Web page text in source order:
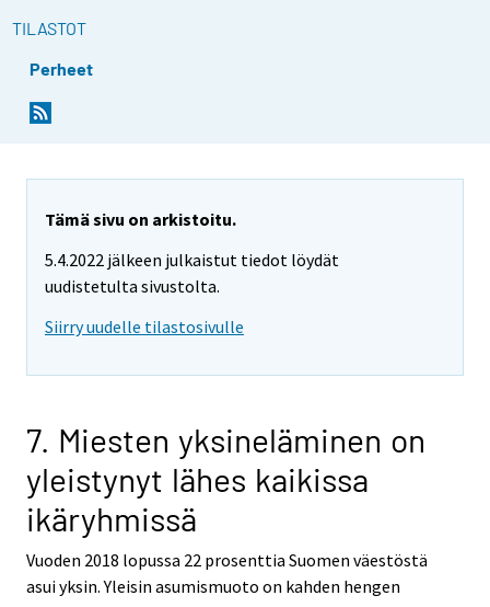
TILASTOT
Perheet
Tämä sivu on arkistoitu.
5.4.2022 jälkeen julkaistut tiedot löydät
uudistetulta sivustolta.
Siirry uudelle tilastosivulle
7. Miesten yksineläminen on
yleistynyt lähes kaikissa
ikäryhmissä
Vuoden 2018 lopussa 22 prosenttia Suomen väestöstä
asui yksin. Yleisin asumismuoto on kahden hengen